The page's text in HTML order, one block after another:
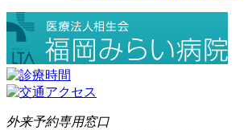
外来予約専用窓口